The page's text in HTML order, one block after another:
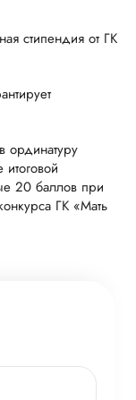
стипендия от ГК
ординатуру
20 баллов при
ГК «Мать